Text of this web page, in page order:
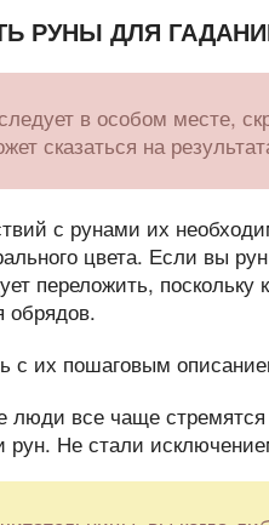
РУНЫ ДЛЯ
в особом месте,
сказаться на
с рунами их
цвета. Если вы
переложить,
обрядов.
люди все чаще
Не стали